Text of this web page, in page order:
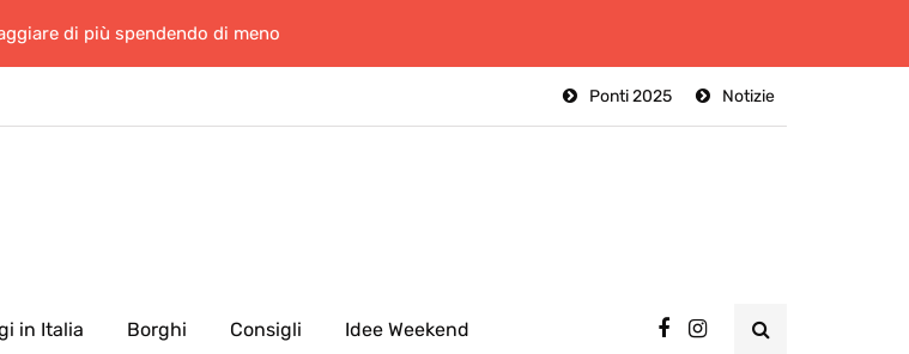
di più spendendo di meno
Notizie
Ponti 2025
in Italia Borghi Consigli Idee Weekend